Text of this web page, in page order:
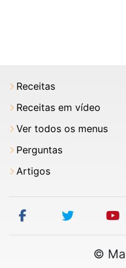
Receitas
Receitas em vídeo
Ver todos os menus
Perguntas
Artigos
facebooktwitter
©